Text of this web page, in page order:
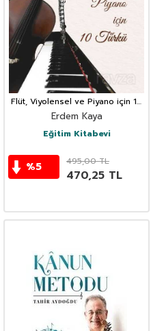
Flüt, Viyolensel ve Piyano için 10
Türkü
Erdem Kaya
Eğitim Kitabevi
%5 495,00TL
470,25 TL